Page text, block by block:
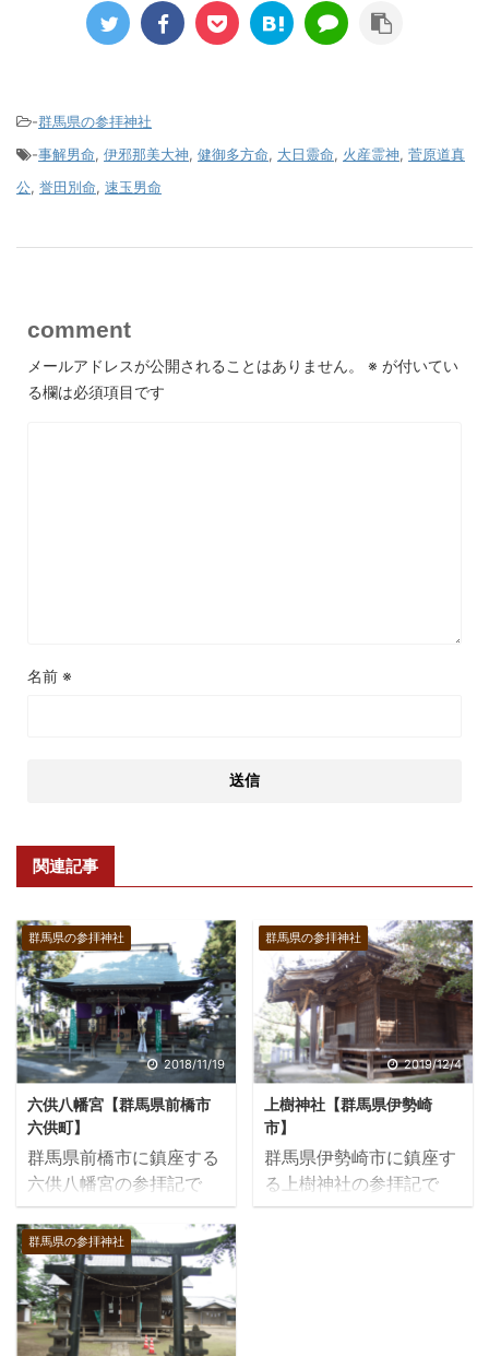
-群馬県の参拝神社
-事解男命, 伊邪那美大神, 健御多方命, 大日靈命, 火産霊神, 菅原道真
公, 誉田別命, 速玉男命
comment
メールアドレスが公開されることはありません。 ※ が付いてい
る欄は必須項目です
名前 ※
関連記事
群馬県の参拝神社
2018/11/19
六供八幡宮【群馬県前橋市
六供町】
群馬県前橋市に鎮座する
六供八幡宮の参拝記で
す。六供八幡宮は、808
年に創建された古社。前
橋商業高校の南側に鎮座
しています。
群馬県の参拝神社
2019/12/4
上樹神社【群馬県伊勢崎
市】
群馬県伊勢崎市に鎮座す
る上樹神社の参拝記で
す。上植木の氏神様で、
群馬県の参拝神社